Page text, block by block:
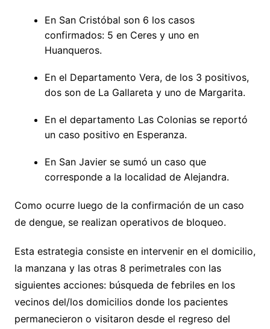
En San Cristóbal son 6 los casos
confirmados: 5 en Ceres y uno en
Huanqueros.
En el Departamento Vera, de los 3 positivos,
dos son de La Gallareta y uno de Margarita.
En el departamento Las Colonias se reportó
un caso positivo en Esperanza.
En San Javier se sumó un caso que
corresponde a la localidad de Alejandra.
Como ocurre luego de la confirmación de un caso
de dengue, se realizan operativos de bloqueo.
Esta estrategia consiste en intervenir en el domicilio,
la manzana y las otras 8 perimetrales con las
siguientes acciones: búsqueda de febriles en los
vecinos del/los domicilios donde los pacientes
permanecieron o visitaron desde el regreso del